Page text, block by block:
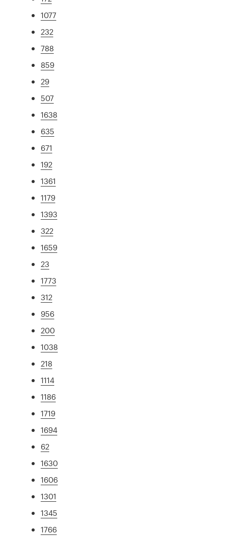
1077
232
788
859
29
507
1638
635
671
192
1361
1179
1393
322
1659
23
1773
312
956
200
1038
218
1114
1186
1719
1694
62
1630
1606
1301
1345
1766